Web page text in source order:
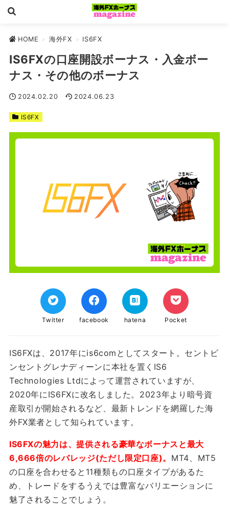
HOME > 海外FX > IS6FX
IS6FXの口座開設ボーナス・入金ボー
ナス・その他のボーナス
2024.02.20 2024.06.23
IS6FX
Twitter facebook hatena Pocket
IS6FXは、2017年にis6comとしてスタート。セントビ
ンセントグレナディーンに本社を置くIS6
Technologies Ltdによって運営されていますが、
2020年にIS6FXに改名しました。2023年より暗号資
産取引が開始されるなど、最新トレンドを網羅した海
外FX業者として知られています。
IS6FXの魅力は、提供される豪華なボーナスと最大
6,666倍のレバレッジ(ただし限定口座)。 MT4、MT5
の口座を合わせると11種類もの口座タイプがあるた
め、トレードをするうえでは豊富なバリエーションに
魅了されることでしょう。